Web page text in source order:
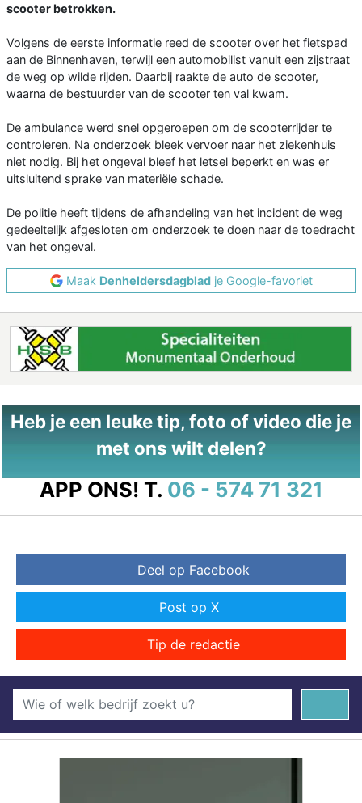
scooter betrokken.
Volgens de eerste informatie reed de scooter over het fietspad
aan de Binnenhaven, terwijl een automobilist vanuit een zijstraat
de weg op wilde rijden. Daarbij raakte de auto de scooter,
waarna de bestuurder van de scooter ten val kwam.
De ambulance werd snel opgeroepen om de scooterrijder te
controleren. Na onderzoek bleek vervoer naar het ziekenhuis
niet nodig. Bij het ongeval bleef het letsel beperkt en was er
uitsluitend sprake van materiële schade.
De politie heeft tijdens de afhandeling van het incident de weg
gedeeltelijk afgesloten om onderzoek te doen naar de toedracht
van het ongeval.
Maak Denheldersdagbladje Google-favoriet
Heb je een leuke tip, foto of video die je
met ons wilt delen?
APP ONS! T. 06 - 574 71 321
Deel op Facebook
Post op X
Tip de redactie